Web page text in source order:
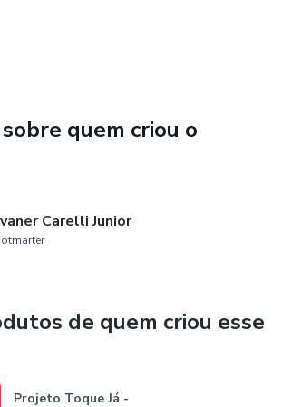
e opções de negócios
de grandes marcas explicando sobre
quem criou o
Carelli Junior
de quem criou esse
Projeto Toque Já -